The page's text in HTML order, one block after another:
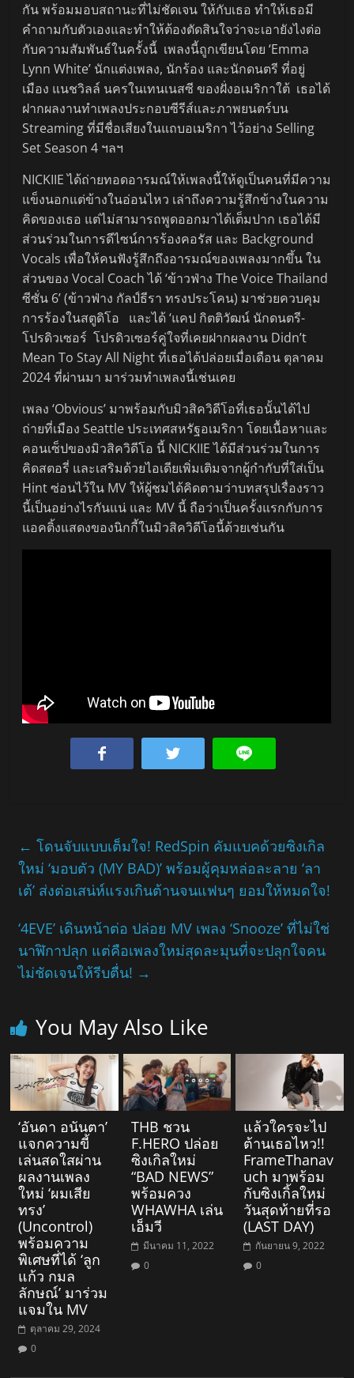
กัน พร้อมมอบสถานะที่ไม่ชัดเจน ให้กับเธอ ทำให้เธอมี
คำถามกับตัวเองและทำให้ต้องตัดสินใจว่าจะเอายังไงต่อ
กับความสัมพันธ์ในครั้งนี้ เพลงนี้ถูกเขียนโดย ‘Emma
Lynn White’ นักแต่งเพลง, นักร้อง และนักดนตรี ที่อยู่
เมือง แนชวิลล์ นครในเทนเนสซี ของฝั่งอเมริกาใต้ เธอได้
ฝากผลงานทำเพลงประกอบซีรีส์และภาพยนตร์บน
Streaming ที่มีชื่อเสียงในแถบอเมริกา ไว้อย่าง Selling
Set Season 4 ฯลฯ
NICKIIE ได้ถ่ายทอดอารมณ์ให้เพลงนี้ให้ดูเป็นคนที่มีความ
แข็งนอกแต่ข้างในอ่อนไหว เล่าถึงความรู้สึกข้างในความ
คิดของเธอ แต่ไม่สามารถพูดออกมาได้เต็มปาก เธอได้มี
ส่วนร่วมในการดีไซน์การร้องคอรัส และ Background
Vocals เพื่อให้คนฟังรู้สึกถึงอารมณ์ของเพลงมากขึ้น ใน
ส่วนของ Vocal Coach ได้ ‘ข้าวฟ่าง The Voice Thailand
ซีซั่น 6’ (ข้าวฟ่าง กัลป์ธีรา ทรงประโคน) มาช่วยควบคุม
การร้องในสตูดิโอ และได้ ‘แคป กิตติวัฒน์ นักดนตรี-
โปรดิวเซอร์ โปรดิวเซอร์คู่ใจที่เคยฝากผลงาน Didn’t
Mean To Stay All Night ที่เธอได้ปล่อยเมื่อเดือน ตุลาคม
2024 ที่ผ่านมา มาร่วมทำเพลงนี้เช่นเคย
เพลง ‘Obvious’ มาพร้อมกับมิวสิควิดีโอที่เธอนั้นได้ไป
ถ่ายที่เมือง Seattle ประเทศสหรัฐอเมริกา โดยเนื้อหาและ
คอนเซ็ปของมิวสิควิดีโอ นี้ NICKIIE ได้มีส่วนร่วมในการ
คิดสตอรี่ และเสริมด้วยไอเดียเพิ่มเติมจากผู้กำกับที่ใส่เป็น
Hint ซ่อนไว้ใน MV ให้ผู้ชมได้คิดตามว่าบทสรุปเรื่องราว
นี้เป็นอย่างไรกันแน่ และ MV นี้ ถือว่าเป็นครั้งแรกกับการ
แอคติ้งแสดงของนิกกี้ในมิวสิควิดีโอนี้ด้วยเช่นกัน
← โดนจับแบบเต็มใจ! RedSpin คัมแบคด้วยซิงเกิล
ใหม่ ‘มอบตัว (MY BAD)’ พร้อมผู้คุมหล่อละลาย ‘ลา
เต้’ ส่งต่อเสน่ห์แรงเกินต้านจนแฟนๆ ยอมให้หมดใจ!
‘4EVE’ เดินหน้าต่อ ปล่อย MV เพลง ‘Snooze’ ที่ไม่ใช่
นาฬิกาปลุก แต่คือเพลงใหม่สุดละมุนที่จะปลุกใจคน
ไม่ชัดเจนให้รีบตื่น! →
You May Also Like
‘อันดา อนันตา’
แจกความขี้
เล่นสดใสผ่าน
ผลงานเพลง
ใหม่ ‘ผมเสีย
ทรง’
(Uncontrol)
พร้อมความ
พิเศษที่ได้ ‘ลูก
แก้ว กมล
ลักษณ์’ มาร่วม
แจมใน MV
ตุลาคม 29, 2024
0
THB ชวน
F.HERO ปล่อย
ซิงเกิลใหม่
“BAD NEWS”
พร้อมควง
WHAWHA เล่น
เอ็มวี
มีนาคม 11, 2022
0
แล้วใครจะไป
ต้านเธอไหว!!
FrameThanav
uch มาพร้อม
กับซิงเกิ้ลใหม่
วันสุดท้ายที่รอ
(LAST DAY)
กันยายน 9, 2022
0